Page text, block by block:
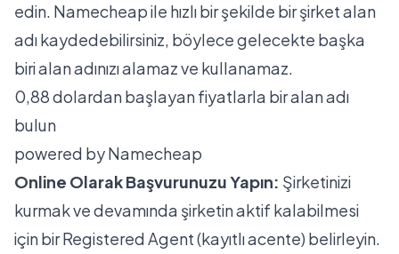
edin. Namecheap ile hızlı bir şekilde bir şirket alan
adı kaydedebilirsiniz, böylece gelecekte başka
biri alan adınızı alamaz ve kullanamaz.
0,88 dolardan başlayan fiyatlarla bir alan adı
bulun
powered byNamecheap
Online Olarak Başvurunuzu Yapın: Şirketinizi
kurmak ve devamında şirketin aktif kalabilmesi
için bir Registered Agent (kayıtlı acente) belirleyin.